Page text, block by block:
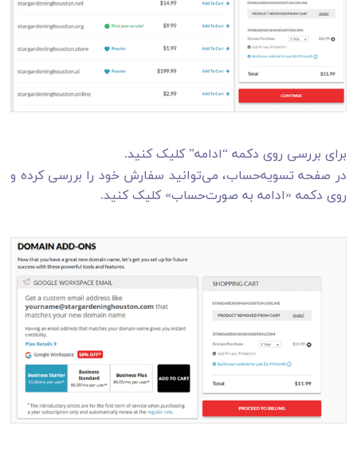
برای بررسی روی دکمه “ادامه” کلیک کنید.
در صفحه تسویه‌حساب، می‌توانید سفارش خود را بررسی کرده و
روی دکمه «ادامه به صورت‌حساب» کلیک کنید.